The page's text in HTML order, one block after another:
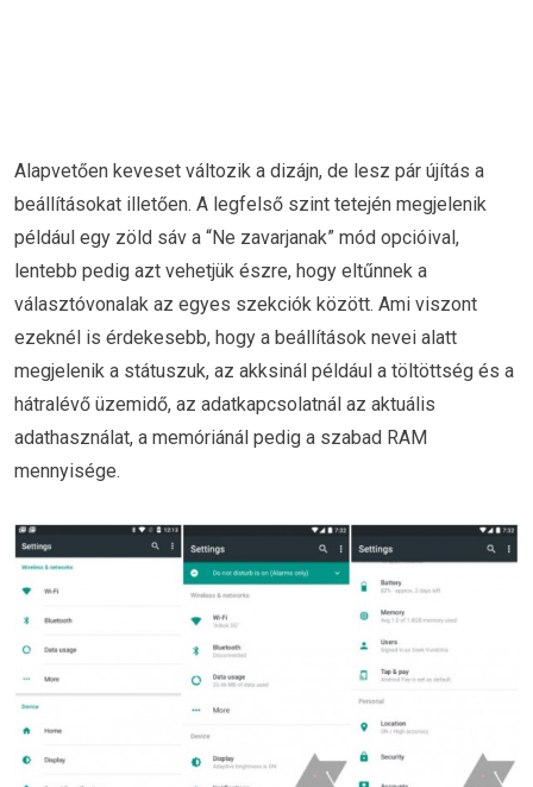
Alapvetően keveset változik a dizájn, de lesz pár újítás a
beállításokat illetően. A legfelső szint tetején megjelenik
például egy zöld sáv a “Ne zavarjanak” mód opcióival,
lentebb pedig azt vehetjük észre, hogy eltűnnek a
választóvonalak az egyes szekciók között. Ami viszont
ezeknél is érdekesebb, hogy a beállítások nevei alatt
megjelenik a státuszuk, az akksinál például a töltöttség és a
hátralévő üzemidő, az adatkapcsolatnál az aktuális
adathasználat, a memóriánál pedig a szabad RAM
mennyisége.